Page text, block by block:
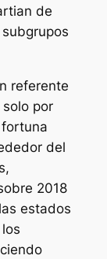
de
referente
por
del
2018
estados